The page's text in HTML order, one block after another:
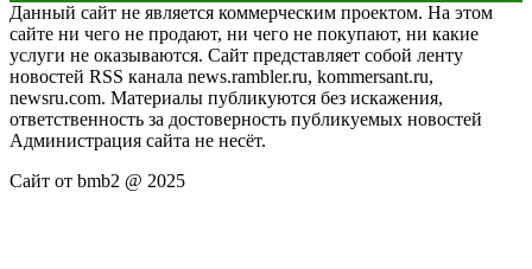
Данный сайт не является коммерческим проектом. На этом
сайте ни чего не продают, ни чего не покупают, ни какие
услуги не оказываются. Сайт представляет собой ленту
новостей RSS канала news.rambler.ru, kommersant.ru,
newsru.com. Материалы публикуются без искажения,
ответственность за достоверность публикуемых новостей
Администрация сайта не несёт.
Сайт от bmb2 @ 2025